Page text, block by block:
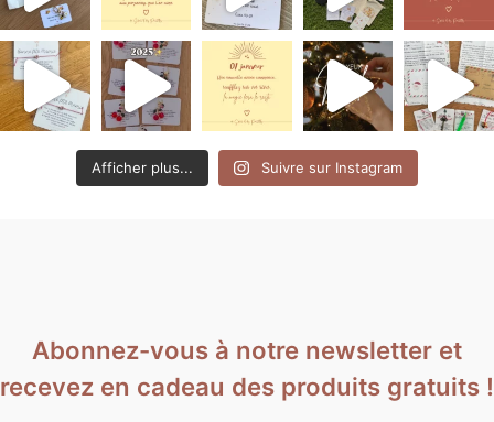
Afficher plus... Suivre sur Instagram
Abonnez-vous à notre newsletter et
recevez en cadeau des produits gratuits !